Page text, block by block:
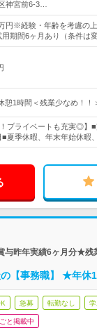
神宮前6-3…
円※経験・年齢を考慮の
期間6ヶ月あり（条件は
1時間＜残業少なめ！！
！プライベートも充実◎】
■夏季休暇、年末年始休暇
与昨年実績6ヶ月分★
の【事務職】 ★年
急募 転勤なし
と掲載中